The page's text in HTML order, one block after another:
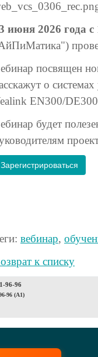
июня 2026 года с
посвящен
о
EN300/
будет
Зарегистрироваться
вебинар,
к списку
96-96
96 (A1)